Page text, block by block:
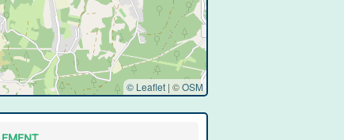
© Leaflet | ©OSM